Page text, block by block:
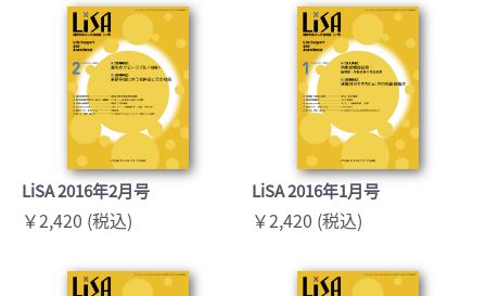
LiSA 2016年2月号
￥2,420 (税込)
LiSA 2016年1月号
￥2,420 (税込)